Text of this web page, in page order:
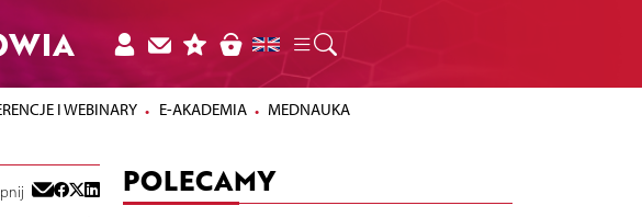
I WEBINARY E-AKADEMIA MEDNAUKA
POLECAMY